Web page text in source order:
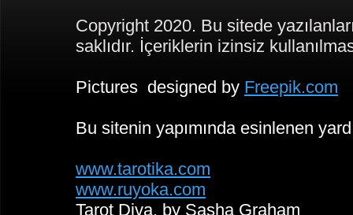
Copyright 2020. Bu sitede
saklıdır. İçeriklerin izinsiz
Pictures designed by Freepik.com
Bu sitenin yapımında esinlenen
www.tarotika.com
www.ruyoka.com
Tarot Diva, by Sasha Graham